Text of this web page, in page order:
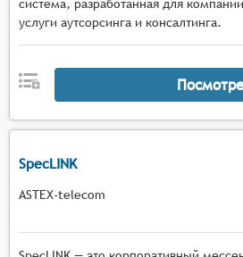
система, разработанная для
услуги аутсорсинга и консалтинга.
SpecLINK
ASTEX-telecom